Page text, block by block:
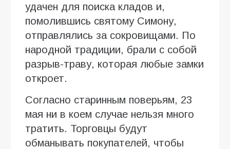
удачен для поиска кладов и,
помолившись святому Симону,
отправлялись за сокровищами. По
народной традиции, брали с собой
разрыв-траву, которая любые замки
откроет.
Согласно старинным поверьям, 23
мая ни в коем случае нельзя много
тратить. Торговцы будут
обманывать покупателей, чтобы